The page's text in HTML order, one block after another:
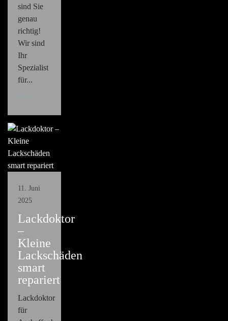
sind Sie
genau
richtig!
Wir sind
Ihr
Spezialist
für...
11. Juni
2025
Lackdoktor
–
Kleine
Lackschäden
smart
repariert
Lackdoktor
für